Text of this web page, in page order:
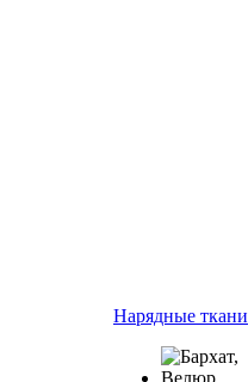
Нарядные ткани